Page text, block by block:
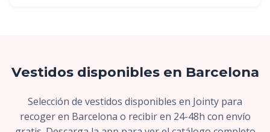
Vestidos disponibles en Barcelona
Selección de vestidos disponibles en Jointy para
recoger en Barcelona o recibir en 24-48h con envío